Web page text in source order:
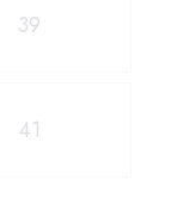
39
41